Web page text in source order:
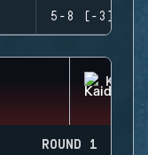
5-8 (-3)
KAID
ROUND 1